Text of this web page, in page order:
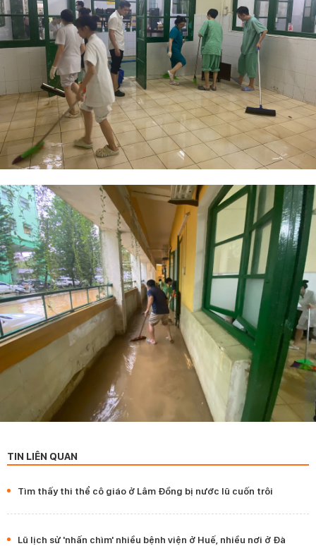
TIN LIÊN QUAN
Tìm thấy thi thể cô giáo ở Lâm Đồng bị nước lũ cuốn trôi
Lũ lịch sử 'nhấn chìm' nhiều bệnh viện ở Huế, nhiều nơi ở Đà